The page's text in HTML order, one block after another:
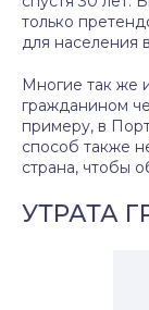
только
для населения
Многие так же
гражданином
примеру, в
способ также
страна, чтобы
УТРАТА